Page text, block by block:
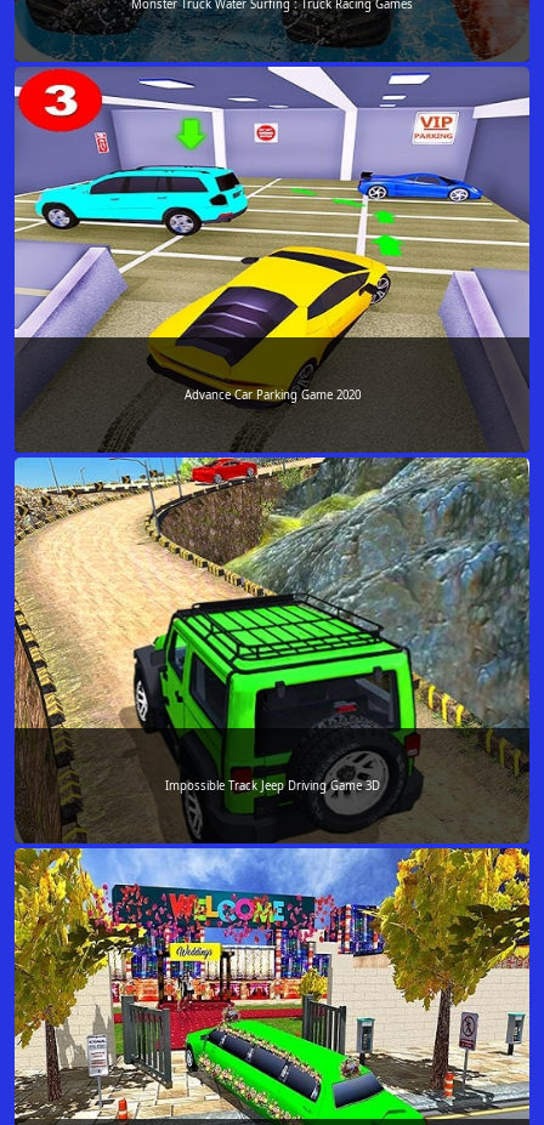
Monster Truck Water Surfing : Truck Racing Games
Advance Car Parking Game 2020
Impossible Track Jeep Driving Game 3D